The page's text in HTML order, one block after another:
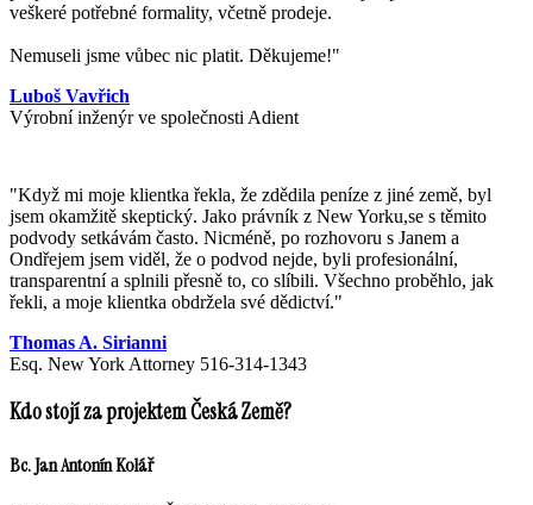
veškeré potřebné formality, včetně prodeje.
Nemuseli jsme vůbec nic platit. Děkujeme!"
Luboš Vavřich
Výrobní inženýr ve společnosti Adient
"Když mi moje klientka řekla, že zdědila peníze z jiné země, byl
jsem okamžitě skeptický. Jako právník z New Yorku,se s těmito
podvody setkávám často. Nicméně, po rozhovoru s Janem a
Ondřejem jsem viděl, že o podvod nejde, byli profesionální,
transparentní a splnili přesně to, co slíbili. Všechno proběhlo, jak
řekli, a moje klientka obdržela své dědictví."
Thomas A. Sirianni
Esq. New York Attorney 516-314-1343
Kdo stojí za projektem Česká Země?
Bc. Jan Antonín Kolář